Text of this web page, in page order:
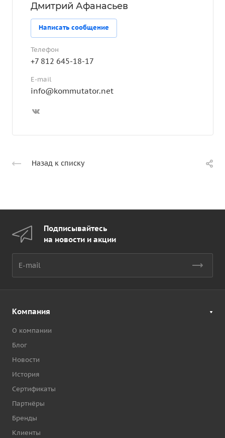
Дмитрий Афанасьев
Написать сообщение
Телефон
+7 812 645-18-17
E-mail
info@kommutator.net
Назад к списку
Подписывайтесь
на новости и акции
Компания
О компании
Блог
Новости
История
Сертификаты
Партнёры
Бренды
Клиенты